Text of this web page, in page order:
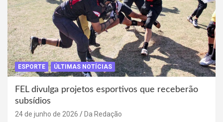
ESPORTE ÚLTIMAS NOTÍCIAS
FEL divulga projetos esportivos que receberão
subsídios
24 de junho de 2026 Da Redação